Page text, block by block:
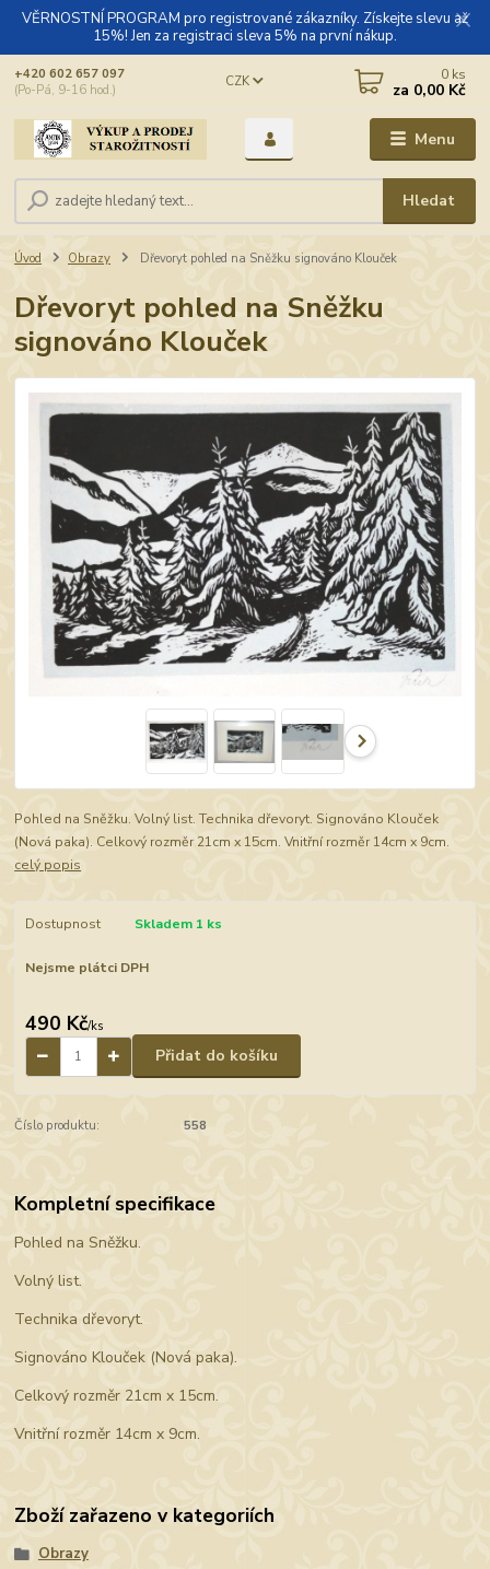
VĚRNOSTNÍ PROGRAM pro registrované zákazníky. Získejte slevu až
15%! Jen za registraci sleva 5% na první nákup.
Menu
CZK
Hledat
+420 602 657 097
(Po-Pá, 9-16 hod.)
0 ks
za 0,00 Kč
Úvod Obrazy Dřevoryt pohled na Sněžku signováno Klouček
Dřevoryt pohled na Sněžku
signováno Klouček
Pohled na Sněžku. Volný list. Technika dřevoryt. Signováno Klouček
(Nová paka). Celkový rozměr 21cm x 15cm. Vnitřní rozměr 14cm x 9cm.
celý popis
Dostupnost Skladem 1 ks
Nejsme plátci DPH
490 Kč/ks
Přidat do košíku
Číslo produktu: 558
Kompletní specifikace
Pohled na Sněžku.
Volný list.
Technika dřevoryt.
Signováno Klouček (Nová paka).
Celkový rozměr 21cm x 15cm.
Vnitřní rozměr 14cm x 9cm.
Zboží zařazeno v kategoriích
Obrazy